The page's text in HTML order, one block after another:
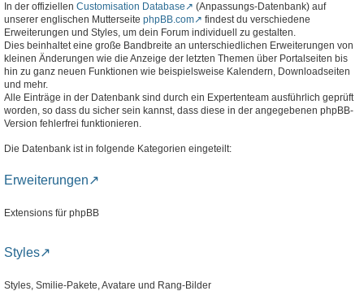
In der offiziellen Customisation Database
(Anpassungs-Datenbank) auf
unserer englischen Mutterseite phpBB.com
findest du verschiedene
Erweiterungen und Styles, um dein Forum individuell zu gestalten.
Dies beinhaltet eine große Bandbreite an unterschiedlichen Erweiterungen von
kleinen Änderungen wie die Anzeige der letzten Themen über Portalseiten bis
hin zu ganz neuen Funktionen wie beispielsweise Kalendern, Downloadseiten
und mehr.
Alle Einträge in der Datenbank sind durch ein Expertenteam ausführlich geprüft
worden, so dass du sicher sein kannst, dass diese in der angegebenen phpBB-
Version fehlerfrei funktionieren.
Die Datenbank ist in folgende Kategorien eingeteilt:
Erweiterungen
Extensions für phpBB
Styles
Styles, Smilie-Pakete, Avatare und Rang-Bilder